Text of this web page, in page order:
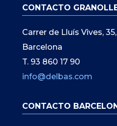
CONTACTO
Carrer de Lluís Vives,
Barcelona
T. 93 860 17 90
info@delbas.com
CONTACTO